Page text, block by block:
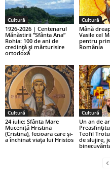
Cultură
1926-2026 | Centenarul
Mănăstirii ”Sfânta Ana”
Rohia: 100 de ani de
credință și mărturisire
ortodoxă
Cultură
Mână
Vasile cel
pentru
România
Cultură
24 iulie: Sfânta Mare
Muceniță Hristina
(Cristina), fecioara care și-
a închinat viața lui Hristos
Cultură
Un an de
Teofil
de slujire,